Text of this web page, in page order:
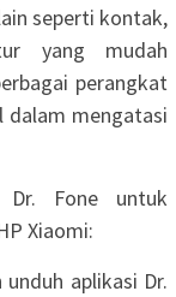
seperti kontak,
yang mudah
perangkat
dalam mengatasi
Dr. Fone untuk
Xiaomi:
aplikasi Dr.